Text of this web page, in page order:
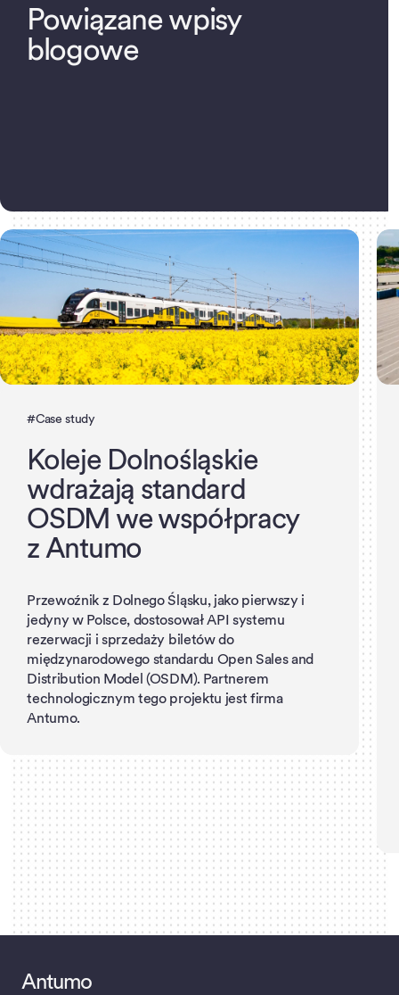
Powiązane wpisy
bl ogowe
#Case study
Koleje Dolnośląskie
wdrażają standard
OSDM we współpracy
z Antumo
Przewoźnik z Dolnego Śląsku, jako pierwszy i
jedyny w Polsce, dostosował API systemu
rezerwacji i sprzedaży biletów do
międzynarodowego standardu Open Sales and
Distribution Model (OSDM). Partnerem
technologicznym tego projektu jest firma
Antumo.
Antumo